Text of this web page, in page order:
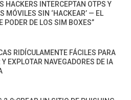
HACKERS INTERCEPTAN OTPS Y
MÓVILES SIN ‘HACKEAR’ — EL
PODER DE LOS SIM BOXES”
RIDÍCULAMENTE FÁCILES PARA
Y EXPLOTAR NAVEGADORES DE IA